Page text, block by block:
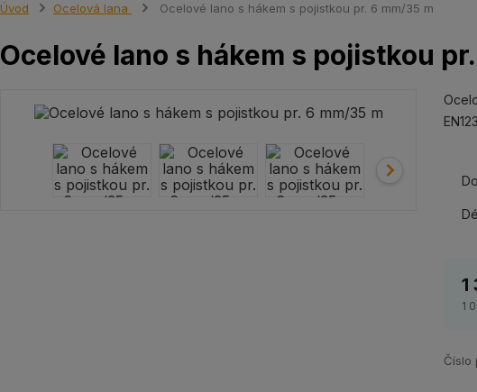
Úvod Ocelová lana Ocelové lano s hákem s pojistkou pr. 6 mm/35 m
Ocelové lano s hákem s pojistkou
1
1
Číslo